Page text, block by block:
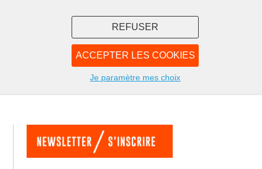
ACCEPTER LES COOKIES
REFUSER
Je paramètre mes choix
NOUS